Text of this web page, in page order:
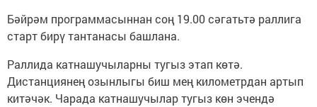
Бәйрәм программасыннан соң 19.00 сәгатьтә раллига
старт бирү тантанасы башлана.
Раллида катнашучыларны тугыз этап көтә.
Дистанциянең озынлыгы биш мең километрдан артып
китәчәк. Чарада катнашучылар тугыз көн эчендә